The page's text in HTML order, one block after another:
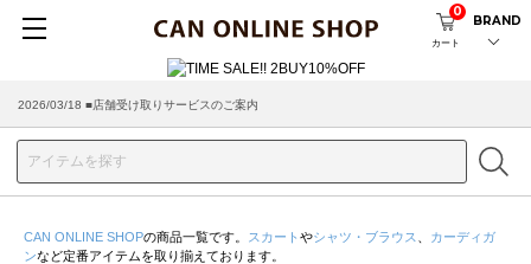
カート
0
BRAND
2026/03/18 ■店舗受け取りサービスのご案内
CAN ONLINE SHOPの商品一覧です。 スカート やシャツ・ブラウス
カーディガ
ンなど定番アイテムを取り揃えております。